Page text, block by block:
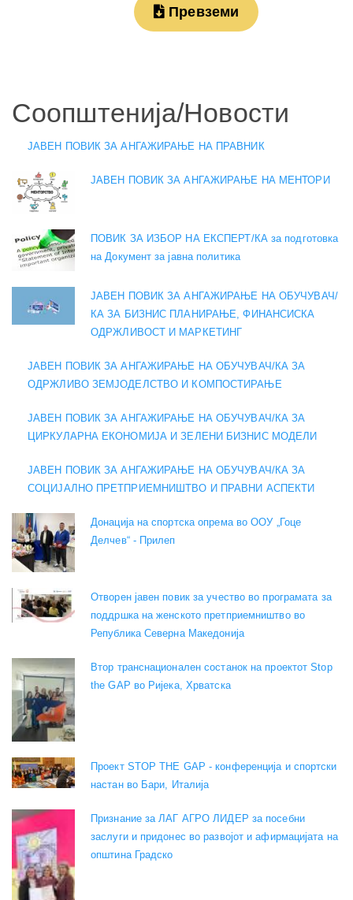
Превземи
Соопштенија/Новости
ЈАВЕН ПОВИК ЗА АНГАЖИРАЊЕ НА ПРАВНИК
ЈАВЕН ПОВИК ЗА АНГАЖИРАЊЕ НА МЕНТОРИ
ПОВИК ЗА ИЗБОР НА ЕКСПЕРТ/КА за подготовка
на Документ за јавна политика
ЈАВЕН ПОВИК ЗА АНГАЖИРАЊЕ НА ОБУЧУВАЧ/
КА ЗА БИЗНИС ПЛАНИРАЊЕ, ФИНАНСИСКА
ОДРЖЛИВОСТ И МАРКЕТИНГ
ЈАВЕН ПОВИК ЗА АНГАЖИРАЊЕ НА ОБУЧУВАЧ/КА ЗА
ОДРЖЛИВО ЗЕМЈОДЕЛСТВО И КОМПОСТИРАЊЕ
ЈАВЕН ПОВИК ЗА АНГАЖИРАЊЕ НА ОБУЧУВАЧ/КА ЗА
ЦИРКУЛАРНА ЕКОНОМИЈА И ЗЕЛЕНИ БИЗНИС МОДЕЛИ
ЈАВЕН ПОВИК ЗА АНГАЖИРАЊЕ НА ОБУЧУВАЧ/КА ЗА
СОЦИЈАЛНО ПРЕТПРИЕМНИШТВО И ПРАВНИ АСПЕКТИ
Донација на спортска опрема во ООУ „Гоце
Делчев“ - Прилеп
Отворен јавен повик за учество во програмата за
поддршка на женското претприемништво во
Република Северна Македонија
Втор транснационален состанок на проектот Stop
the GAP во Ријека, Хрватска
Проект STOP THE GAP - конференција и спортски
настан во Бари, Италија
Признание за ЛАГ АГРО ЛИДЕР за посебни
заслуги и придонес во развојот и афирмацијата на
општина Градско